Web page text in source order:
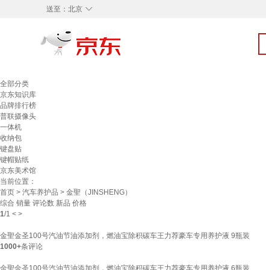
◇
送至： 北京
全部分类
京东知识库
品牌排行榜
普联摄像头
一体机
收纳包
键盘贴
键帽贴纸
京东美术馆
当前位置：
首页 > 汽车养护品 > 金聖（JINSHENG）
综合 销量 评论数 新品 价格
1/1 < >
金聖金圣100号汽油节油添加剂，燃油宝除积碳车王力荐豪车专用养护液 9瓶装
1000+条评论
金聖金圣100号汽油节油添加剂，燃油宝除积碳车王力荐豪车专用养护液 6瓶装